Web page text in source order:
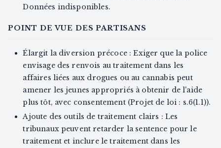
Données indisponibles.
POINT DE VUE DES PARTISANS
Élargit la diversion précoce : Exiger que la police
envisage des renvois au traitement dans les
affaires liées aux drogues ou au cannabis peut
amener les jeunes appropriés à obtenir de l'aide
plus tôt, avec consentement (Projet de loi : s.6(1.1)).
Ajoute des outils de traitement clairs : Les
tribunaux peuvent retarder la sentence pour le
traitement et inclure le traitement dans les